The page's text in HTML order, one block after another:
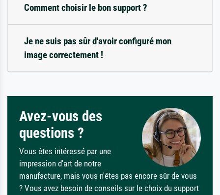
Comment choisir le bon support ?
Je ne suis pas sûr d'avoir configuré mon
image correctement !
Avez-vous des
questions ?
Vous êtes intéressé par une
impression d'art de notre
manufacture, mais vous n'êtes pas encore sûr de vous
? Vous avez besoin de conseils sur le choix du support